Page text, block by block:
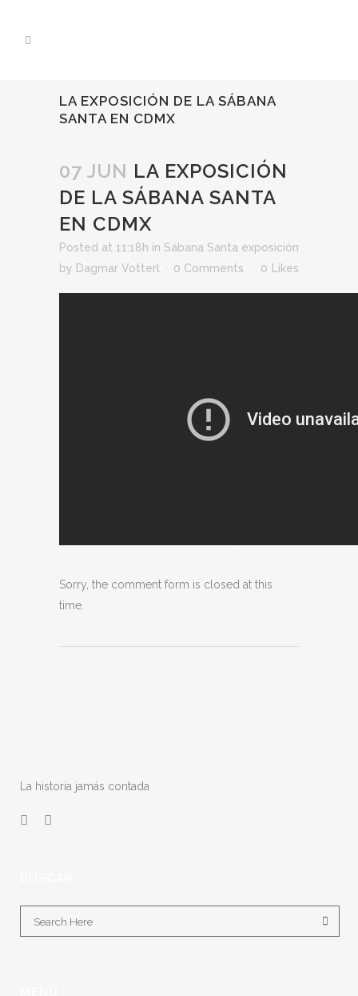
LA EXPOSICIÓN DE LA SÁBANA
SANTA EN CDMX
07 JUN LA EXPOSICIÓN
DE LA SÁBANA SANTA
EN CDMX
Posted at 11:18h in Sábana Santa exposición
by Dagmar Votterl 0 Comments 0 Likes
Sorry, the comment form is closed at this
time.
La historia jamás contada